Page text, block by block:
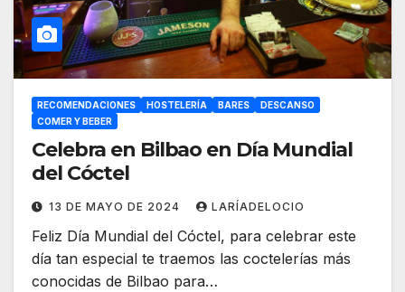
RECOMENDACIONES HOSTELERÍA BARES
DESCANSO
COMER Y BEBER
Celebra en Bilbao en Día Mundial
del Cóctel
13 DE MAYO DE 2024 LARÍADELOCIO
Feliz Día Mundial del Cóctel, para celebrar este
día tan especial te traemos las coctelerías más
conocidas de Bilbao para…